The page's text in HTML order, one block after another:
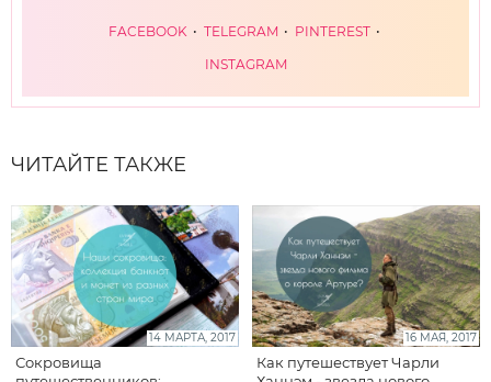
FACEBOOK TELEGRAM
PINTEREST
INSTAGRAM
ЧИТАЙТЕ ТАКЖЕ
14 МАРТА, 2017
Сокровища
16 МАЯ, 2017
Как путешествует Чарли